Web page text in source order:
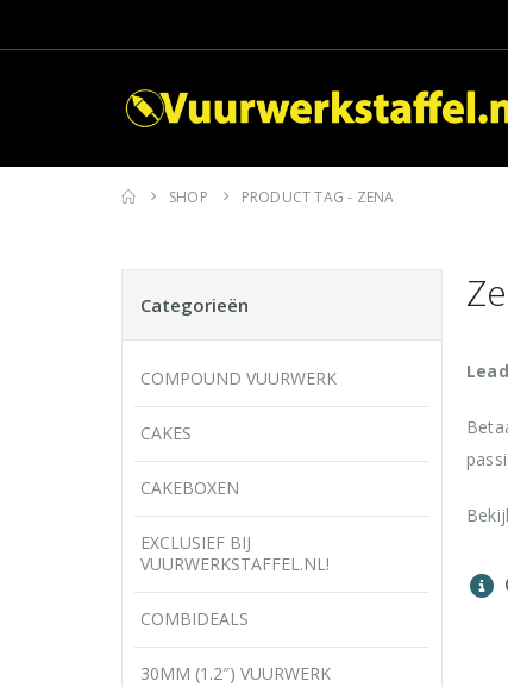
SHOP PRODUCT TAG - ZENA
Categorieën
COMPOUND VUURWERK
CAKES
CAKEBOXEN
EXCLUSIEF BIJ
VUURWERKSTAFFEL.NL!
COMBIDEALS
30MM (1.2″) VUURWERK